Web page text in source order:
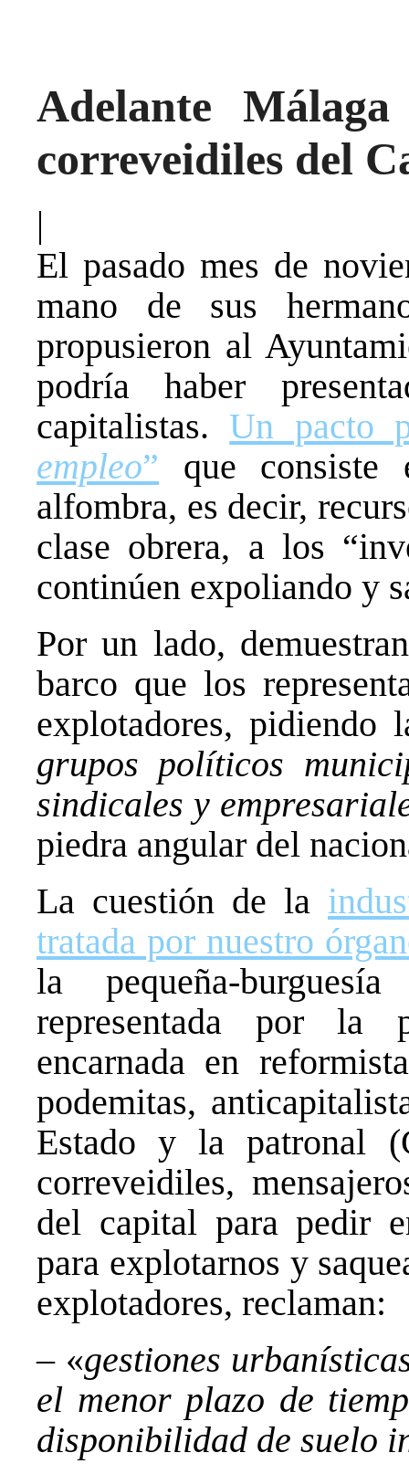
Adelante
correveidiles del
|
El pasado mes de
mano de sus
propusieron al
podría haber
capitalistas. Un pacto
empleo” que consiste
alfombra, es decir,
clase obrera, a los
continúen expoliando y
Por un lado,
barco que los
explotadores, pidiendo
grupos políticos
sindicales y
piedra angular del
La cuestión de la
tratada por nuestro
la pequeña-
representada por la
encarnada en
podemitas,
Estado y la patronal
correveidiles,
del capital para pedir
para explotarnos y
explotadores, reclaman:
– «gestiones
el menor plazo de
disponibilidad de suelo